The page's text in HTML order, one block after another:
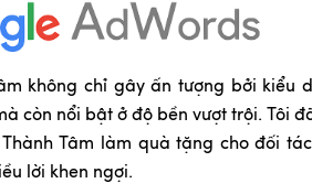
không chỉ gây ấn tượng bởi kiểu
còn nổi bật ở độ bền vượt trội. Tôi
Tâm làm quà tặng cho đối
lời khen ngợi.